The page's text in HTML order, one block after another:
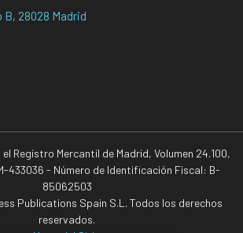
B, 28028 Madrid
Registro Mercantil de Madrid, Volumen 24.100,
433036 - Número de Identificación Fiscal: B-
85062503
Publications Spain S.L. Todos los derechos
reservados.